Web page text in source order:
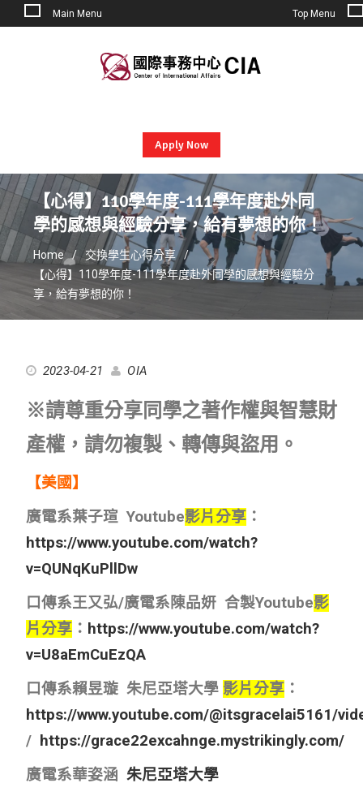
Main Menu Top Menu
Apply Now
【心得】110學年度-111學年度赴外同
學的感想與經驗分享，給有夢想的你！
Home
交換學生心得分享
【心得】110學年度-111學年度赴外同學的感想與經驗分
享，給有夢想的你！
2023-04-21 OIA
※請尊重分享同學之著作權與智慧財
產權，請勿複製、轉傳與盜用。
【美國】
廣電系葉子瑄 Youtube影片分享：
https://www.youtube.com/watch?
v=QUNqKuPllDw
口傳系王又弘/廣電系陳品妍 合製Youtube影
片分享： https://www.youtube.com/watch?
v=U8aEmCuEzQA
口傳系賴昱璇 朱尼亞塔大學 影片分享：
https://www.youtube.com/@itsgracelai5161/
/ https://grace22excahnge.mystrikingly.com/
廣電系華姿涵 朱尼亞塔大學